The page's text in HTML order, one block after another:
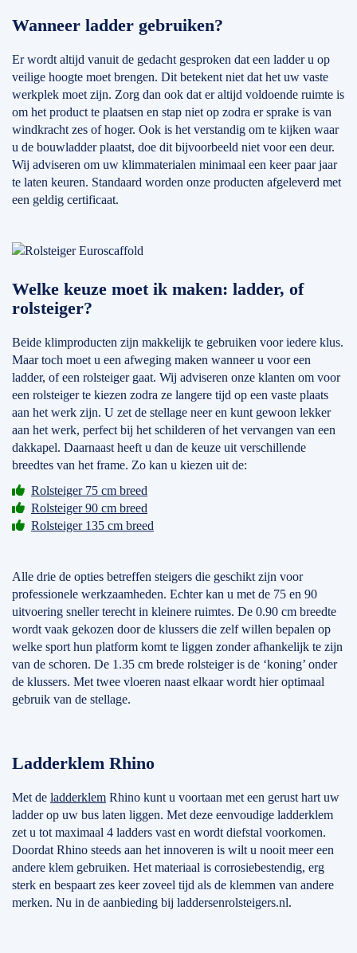
Wanneer ladder gebruiken?
Er wordt altijd vanuit de gedacht gesproken dat een ladder u op
veilige hoogte moet brengen. Dit betekent niet dat het uw vaste
werkplek moet zijn. Zorg dan ook dat er altijd voldoende ruimte is
om het product te plaatsen en stap niet op zodra er sprake is van
windkracht zes of hoger. Ook is het verstandig om te kijken waar
u de bouwladder plaatst, doe dit bijvoorbeeld niet voor een deur.
Wij adviseren om uw klimmaterialen minimaal een keer paar jaar
te laten keuren. Standaard worden onze producten afgeleverd met
een geldig certificaat.
Welke keuze moet ik maken: ladder, of
rolsteiger?
Beide klimproducten zijn makkelijk te gebruiken voor iedere klus.
Maar toch moet u een afweging maken wanneer u voor een
ladder, of een rolsteiger gaat. Wij adviseren onze klanten om voor
een rolsteiger te kiezen zodra ze langere tijd op een vaste plaats
aan het werk zijn. U zet de stellage neer en kunt gewoon lekker
aan het werk, perfect bij het schilderen of het vervangen van een
dakkapel. Daarnaast heeft u dan de keuze uit verschillende
breedtes van het frame. Zo kan u kiezen uit de:
Rolsteiger 75 cm breed
Rolsteiger 90 cm breed
Rolsteiger 135 cm breed
Alle drie de opties betreffen steigers die geschikt zijn voor
professionele werkzaamheden. Echter kan u met de 75 en 90
uitvoering sneller terecht in kleinere ruimtes. De 0.90 cm breedte
wordt vaak gekozen door de klussers die zelf willen bepalen op
welke sport hun platform komt te liggen zonder afhankelijk te zijn
van de schoren. De 1.35 cm brede rolsteiger is de ‘koning’ onder
de klussers. Met twee vloeren naast elkaar wordt hier optimaal
gebruik van de stellage.
Ladderklem Rhino
Met de ladderklem Rhino kunt u voortaan met een gerust hart uw
ladder op uw bus laten liggen. Met deze eenvoudige ladderklem
zet u tot maximaal 4 ladders vast en wordt diefstal voorkomen.
Doordat Rhino steeds aan het innoveren is wilt u nooit meer een
andere klem gebruiken. Het materiaal is corrosiebestendig, erg
sterk en bespaart zes keer zoveel tijd als de klemmen van andere
merken. Nu in de aanbieding bij laddersenrolsteigers.nl.